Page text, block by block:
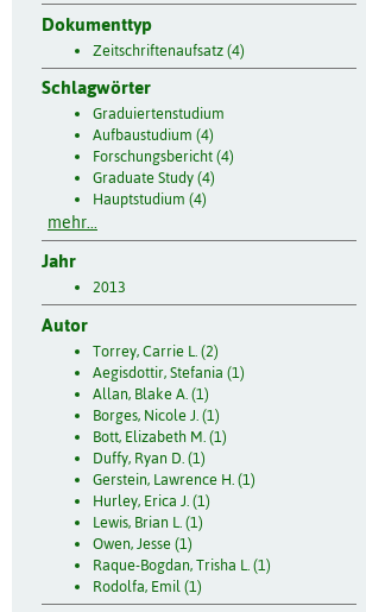
Dokumenttyp
Zeitschriftenaufsatz (4)
Schlagwörter
Graduiertenstudium
Aufbaustudium (4)
Forschungsbericht (4)
Graduate Study (4)
Hauptstudium (4)
mehr...
Jahr
2013
Autor
Torrey, Carrie L. (2)
Aegisdottir, Stefania (1)
Allan, Blake A. (1)
Borges, Nicole J. (1)
Bott, Elizabeth M. (1)
Duffy, Ryan D. (1)
Gerstein, Lawrence H. (1)
Hurley, Erica J. (1)
Lewis, Brian L. (1)
Owen, Jesse (1)
Raque-Bogdan, Trisha L. (1)
Rodolfa, Emil (1)